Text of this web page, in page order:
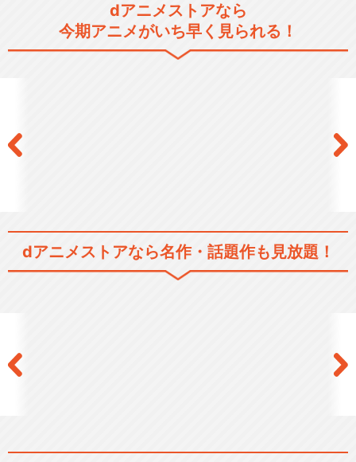
閉じる
dアニメストアなら
今期アニメがいち早く見られる！
dアニメストアなら名作・話題作も見放題！